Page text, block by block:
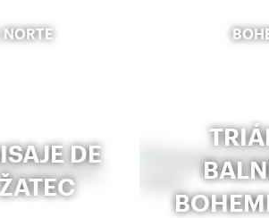
DE